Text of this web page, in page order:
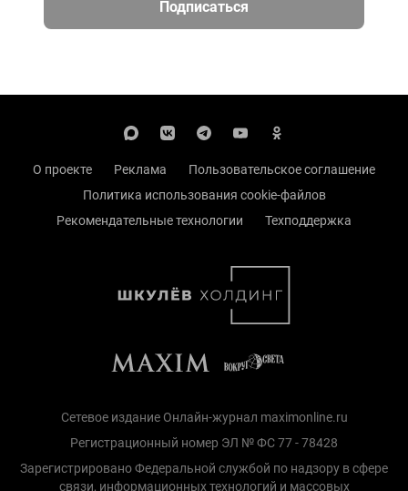
Подписаться
О проекте Реклама
Пользовательское соглашение
Политика использования cookie-файлов
Рекомендательные технологии
Техподдержка
Сетевое издание Онлайн-журнал maximonline.ru
Регистрационный номер ЭЛ № ФС 77 - 78428
Зарегистрировано Федеральной службой по надзору в сфере
связи, информационных технологий и массовых